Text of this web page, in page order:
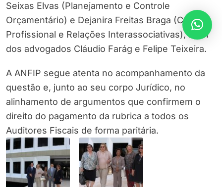
Seixas Elvas (Planejamento e Controle
Orçamentário) e Dejanira Freitas Braga (Cultura
Profissional e Relações Interassociativas), além
dos advogados Cláudio Farág e Felipe Teixeira.
A ANFIP segue atenta no acompanhamento da
questão e, junto ao seu corpo Jurídico, no
alinhamento de argumentos que confirmem o
direito do pagamento da rubrica a todos os
Auditores Fiscais de forma paritária.